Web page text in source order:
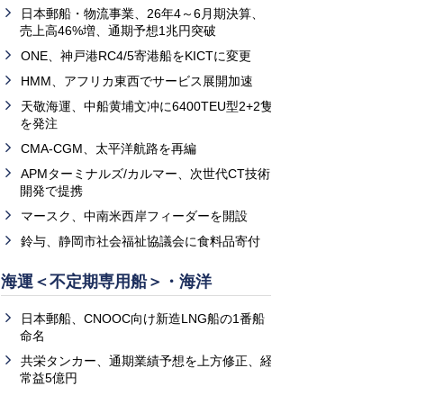
日本郵船・物流事業、26年4～6月期決算、
売上高46%増、通期予想1兆円突破
ONE、神戸港RC4/5寄港船をKICTに変更
HMM、アフリカ東西でサービス展開加速
天敬海運、中船黄埔文冲に6400TEU型2+2隻
を発注
CMA-CGM、太平洋航路を再編
APMターミナルズ/カルマー、次世代CT技術
開発で提携
マースク、中南米西岸フィーダーを開設
鈴与、静岡市社会福祉協議会に食料品寄付
海運＜不定期専用船＞・海洋
日本郵船、CNOOC向け新造LNG船の1番船
命名
共栄タンカー、通期業績予想を上方修正、経
常益5億円